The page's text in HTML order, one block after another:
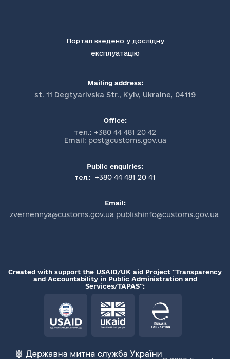
Портал введено у дослідну
експлуатацію
Mailing address:
st. 11 Degtyarivska Str., Kyiv, Ukraine, 04119
Office:
тел.: +380 44 481 20 42
Email: post@customs.gov.ua
Public enquiries:
тел.:
+380 44 481 20 41
Email:
zvernennya@customs.gov.ua publishinfo@customs.gov.ua
Created with support the USAID/UK aid Project "Transparency
and Accountability in Public Administration and
Services/TAPAS":